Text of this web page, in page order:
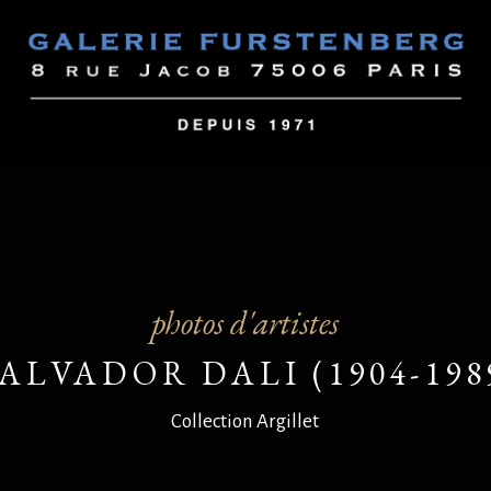
photos d'artistes
DALI (1904-
Collection Argillet